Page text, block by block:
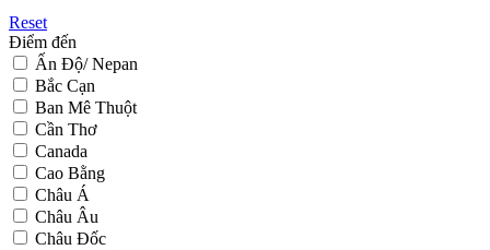
Reset
Điểm đến
Ấn Độ/ Nepan
Bắc Cạn
Ban Mê Thuột
Cần Thơ
Canada
Cao Bằng
Châu Á
Châu Âu
Châu Đốc